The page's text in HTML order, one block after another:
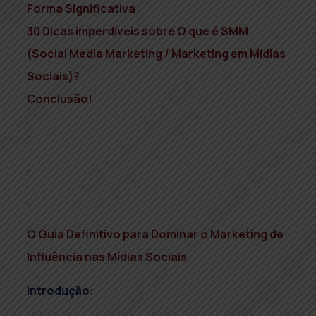
Forma Significativa
30 Dicas imperdíveis sobre O que é SMM
(Social Media Marketing / Marketing em Mídias
Sociais)?
Conclusão!
.
.
.
O Guia Definitivo para Dominar o Marketing de
Influência nas Mídias Sociais
Introdução: